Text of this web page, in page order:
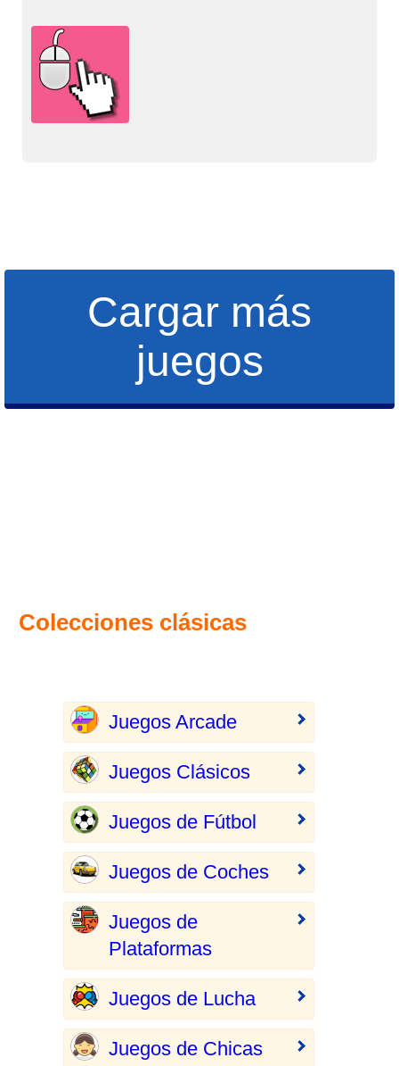
Cargar más
juegos
Colecciones clásicas
Juegos Arcade
Juegos Clásicos
Juegos de Fútbol
Juegos de Coches
Juegos de
Plataformas
Juegos de Lucha
Juegos de Chicas